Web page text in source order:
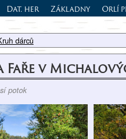
Dat. her Základny Orlí
dárců
Faře v
potok